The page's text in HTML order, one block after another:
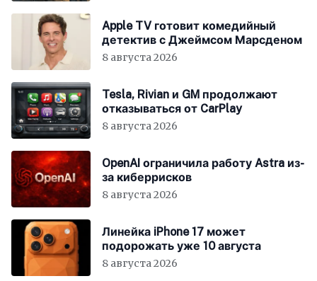
Apple TV готовит комедийный
детектив с Джеймсом Марсденом
8 августа 2026
Tesla, Rivian и GM продолжают
отказываться от CarPlay
8 августа 2026
OpenAI ограничила работу Astra из-
за киберрисков
8 августа 2026
Линейка iPhone 17 может
подорожать уже 10 августа
8 августа 2026